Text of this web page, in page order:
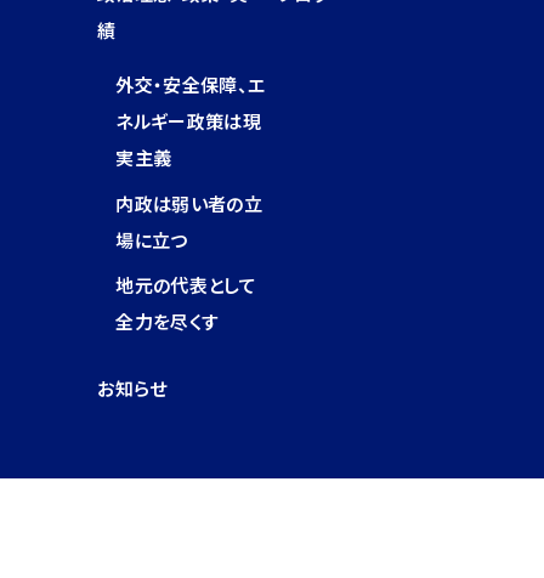
績
外交・安全保障、エ
ネルギー政策は現
実主義
内政は弱い者の立
場に立つ
地元の代表として
全力を尽くす
お知らせ